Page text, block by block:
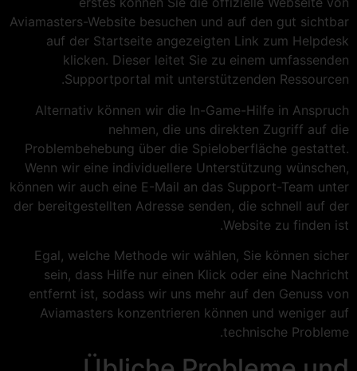
Aviamasters-Website besuchen und auf den gut sichtbar
auf der Startseite angezeigten Link zum Helpdesk
klicken. Dieser leitet Sie zu einem umfassenden
Supportportal mit unterstützenden Ressourcen.
Alternativ können wir die In-Game-Hilfe in Anspruch
nehmen, die uns direkten Zugriff auf die
Problembehebung über die Spieloberfläche gestattet.
Wenn wir eine individuellere Unterstützung wünschen,
können wir auch eine E-Mail an das Support-Team unter
der bereitgestellten Adresse senden, die schnell auf der
Website zu finden ist.
Egal, welche Methode wir wählen, Sie können sicher
sein, dass Hilfe nur einen Klick oder eine Nachricht
entfernt ist, sodass wir uns mehr auf den Genuss von
Aviamasters konzentrieren können und weniger auf
technische Probleme.